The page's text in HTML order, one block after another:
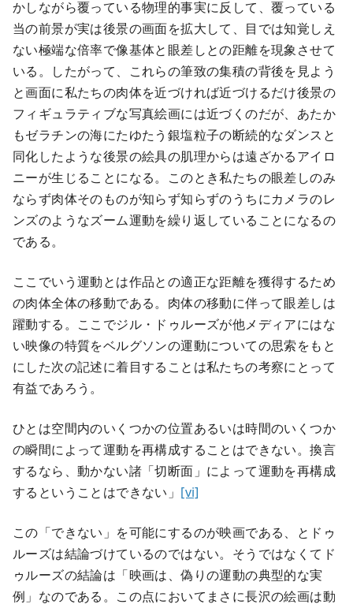
かしながら覆っている物理的事実に反して、覆っている
当の前景が実は後景の画面を拡大して、目では知覚しえ
ない極端な倍率で像基体と眼差しとの距離を現象させて
いる。したがって、これらの筆致の集積の背後を見よう
と画面に私たちの肉体を近づければ近づけるだけ後景の
フィギュラティブな写真絵画には近づくのだが、あたか
もゼラチンの海にたゆたう銀塩粒子の断続的なダンスと
同化したような後景の絵具の肌理からは遠ざかるアイロ
ニーが生じることになる。このとき私たちの眼差しのみ
ならず肉体そのものが知らず知らずのうちにカメラのレ
ンズのようなズーム運動を繰り返していることになるの
である。
ここでいう運動とは作品との適正な距離を獲得するため
の肉体全体の移動である。肉体の移動に伴って眼差しは
躍動する。ここでジル・ドゥルーズが他メディアにはな
い映像の特質をベルグソンの運動についての思索をもと
にした次の記述に着目することは私たちの考察にとって
有益であろう。
ひとは空間内のいくつかの位置あるいは時間のいくつか
の瞬間によって運動を再構成することはできない。換言
するなら、動かない諸「切断面」によって運動を再構成
するということはできない」 [vi]
この「できない」を可能にするのが映画である、とドゥ
ルーズは結論づけているのではない。そうではなくてド
ゥルーズの結論は「映画は、偽りの運動の典型的な実
例」なのである。この点においてまさに長沢の絵画は動